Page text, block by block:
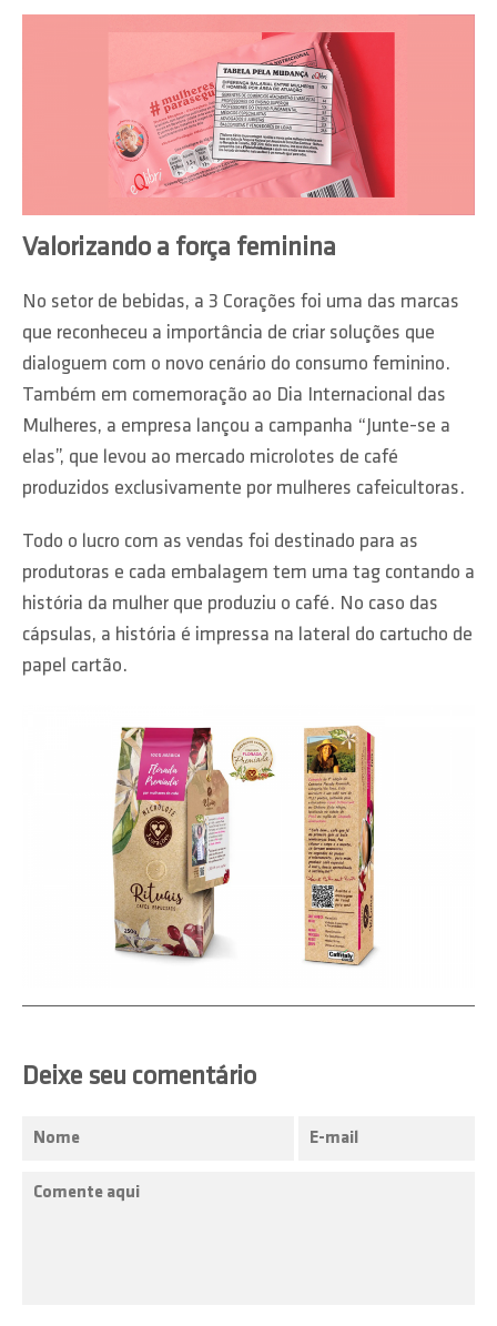
Valorizando a força feminina
No setor de bebidas, a 3 Corações foi uma das marcas
que reconheceu a importância de criar soluções que
dialoguem com o novo cenário do consumo feminino.
Também em comemoração ao Dia Internacional das
Mulheres, a empresa lançou a campanha “Junte-se a
elas”, que levou ao mercado microlotes de café
produzidos exclusivamente por mulheres cafeicultoras.
Todo o lucro com as vendas foi destinado para as
produtoras e cada embalagem tem uma tag contando a
história da mulher que produziu o café. No caso das
cápsulas, a história é impressa na lateral do cartucho de
papel cartão.
Deixe seu comentário